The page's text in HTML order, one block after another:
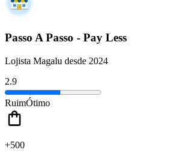
Passo A Passo - Pay Less
Lojista Magalu desde 2024
2.9
RuimÓtimo
+500